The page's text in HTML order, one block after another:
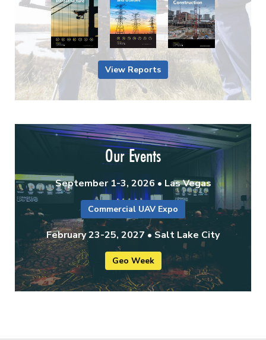
View Reports
Our Events
September 1-3, 2026 • Las Vegas
Commercial UAV Expo
February 23-25, 2027 • Salt Lake City
Geo Week